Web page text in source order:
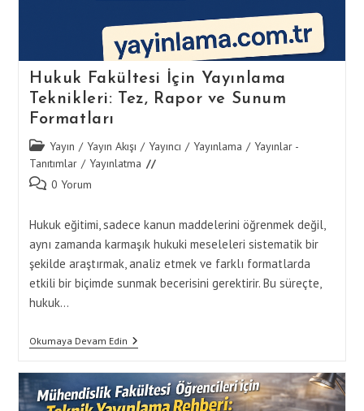
Hukuk Fakültesi İçin Yayınlama
Teknikleri: Tez, Rapor ve Sunum
Formatları
Post
category:
Yayın / Yayın Akışı / Yayıncı / Yayınlama / Yayınlar -
Tanıtımlar / Yayınlatma
Post 0 Yorum
Hukuk eğitimi, sadece kanun maddelerini öğrenmek değil,
aynı zamanda karmaşık hukuki meseleleri sistematik bir
şekilde araştırmak, analiz etmek ve farklı formatlarda
etkili bir biçimde sunmak becerisini gerektirir. Bu süreçte,
hukuk…
Okumaya Devam EdinHukuk
Yayınlama
Teknikleri:
Tez,